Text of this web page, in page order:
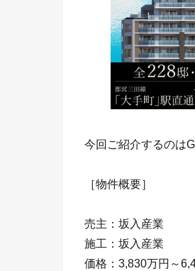
今回ご紹介するのは
［物件概要］
売主：坂入産業
施工：坂入産業
価格：3,830万円～